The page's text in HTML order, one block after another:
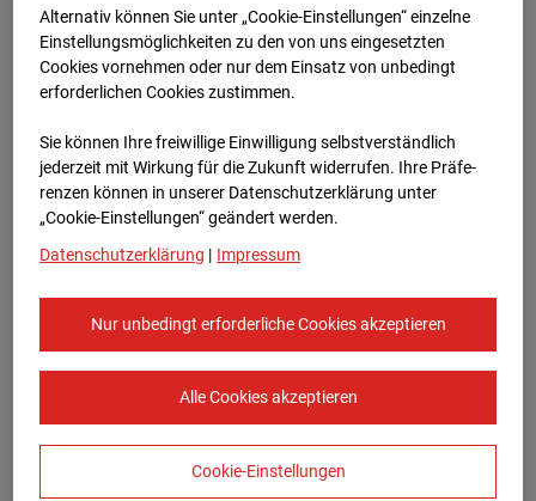
Lahnstraße, 61440 Oberursel
Zur Übersicht
Europe/Berlin
Alternativ können Sie unter „Cookie-Einstellungen“ einzelne
Einstellungsmöglichkeiten zu den von uns eingesetzten
Cookies vornehmen oder nur dem Einsatz von unbedingt
erforderlichen Cookies zustimmen.
Sie können Ihre freiwillige Einwilligung selbstverständlich
jederzeit mit Wirkung für die Zukunft widerrufen. Ihre Prä­fe­
renzen können in unserer Datenschutzerklärung unter
„Cookie-Einstellungen“ geändert werden.
Datenschutzerklärung | Impressum
Nur unbedingt erforderliche Cookies akzeptieren
Alle Cookies akzeptieren
Cookie-Einstellungen